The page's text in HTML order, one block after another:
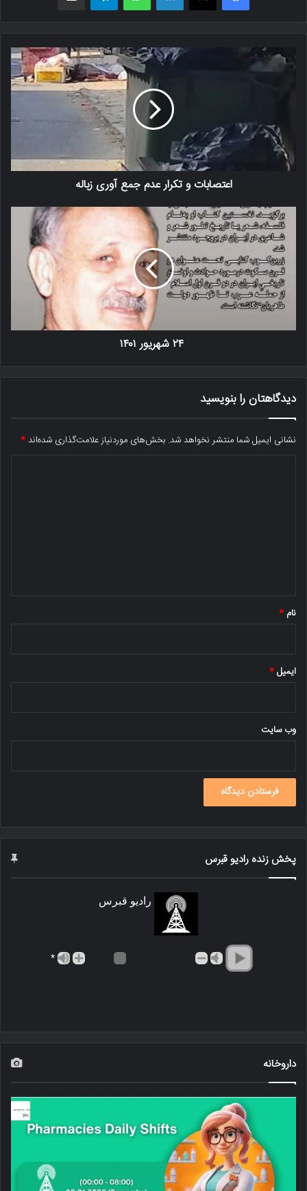
اعتصابات و تکرار عدم جمع آوری زباله
دیدگاهتان را بنویسید
نشانی ایمیل شما منتشر نخواهد شد. بخش‌های موردنیاز علامت‌گذاری شده‌اند*
نام *
ایمیل*
وب‌ سایت
پخش زنده رادیو قبرس
رادیو قبرس
*
داروخانه